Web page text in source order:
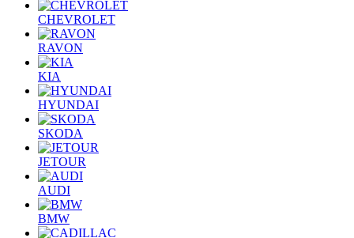
CHEVROLET
RAVON
KIA
HYUNDAI
SKODA
JETOUR
AUDI
BMW